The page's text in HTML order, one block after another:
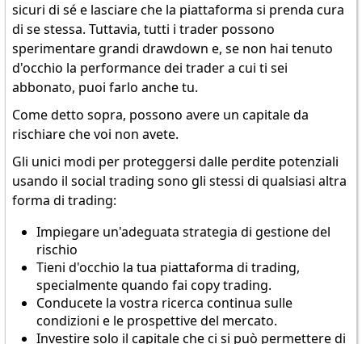
sicuri di sé e lasciare che la piattaforma si prenda cura
di se stessa. Tuttavia, tutti i trader possono
sperimentare grandi drawdown e, se non hai tenuto
d'occhio la performance dei trader a cui ti sei
abbonato, puoi farlo anche tu.
Come detto sopra, possono avere un capitale da
rischiare che voi non avete.
Gli unici modi per proteggersi dalle perdite potenziali
usando il social trading sono gli stessi di qualsiasi altra
forma di trading:
Impiegare un'adeguata strategia di gestione del
rischio
Tieni d'occhio la tua piattaforma di trading,
specialmente quando fai copy trading.
Conducete la vostra ricerca continua sulle
condizioni e le prospettive del mercato.
Investire solo il capitale che ci si può permettere di